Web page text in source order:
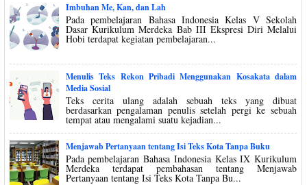
Imbuhan Me, Kan, dan Lah
Pada pembelajaran Bahasa Indonesia Kelas V Sekolah
Dasar Kurikulum Merdeka Bab III Ekspresi Diri Melalui
Hobi terdapat kegiatan pembelajaran...
Menulis Teks Rekon Pribadi Menggunakan Kosakata dalam
Media Sosial
Teks cerita ulang adalah sebuah teks yang dibuat
berdasarkan pengalaman penulis setelah pergi ke sebuah
tempat atau mengalami suatu kejadian...
Menjawab Pertanyaan tentang Isi Teks Kota Tanpa Buku
Pada pembelajaran Bahasa Indonesia Kelas IX Kurikulum
Merdeka terdapat pembahasan tentang Menjawab
Pertanyaan tentang Isi Teks Kota Tanpa Bu...